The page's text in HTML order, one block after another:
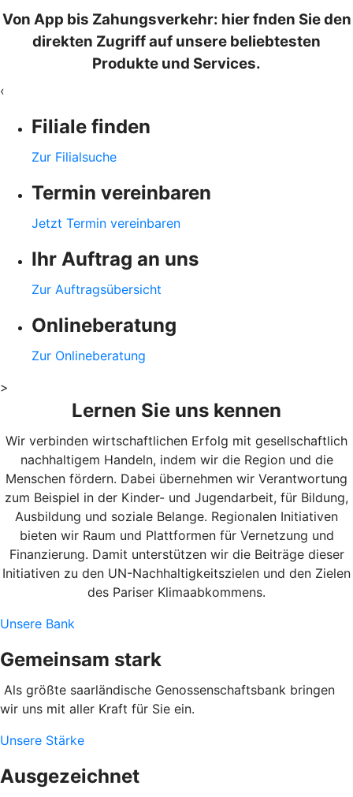
Von App bis Zahungsverkehr: hier fnden Sie den
direkten Zugriff auf unsere beliebtesten
Produkte und Services.
‹
Filiale finden
Zur Filialsuche
Termin vereinbaren
Jetzt Termin vereinbaren
Ihr Auftrag an uns
Zur Auftragsübersicht
Onlineberatung
Zur Onlineberatung
>
Lernen Sie uns kennen
Wir verbinden wirtschaftlichen Erfolg mit gesellschaftlich
nachhaltigem Handeln, indem wir die Region und die
Menschen fördern. Dabei übernehmen wir Verantwortung
zum Beispiel in der Kinder- und Jugendarbeit, für Bildung,
Ausbildung und soziale Belange. Regionalen Initiativen
bieten wir Raum und Plattformen für Vernetzung und
Finanzierung. Damit unterstützen wir die Beiträge dieser
Initiativen zu den UN-Nachhaltigkeitszielen und den Zielen
des Pariser Klimaabkommens.
Unsere Bank
Gemeinsam stark
Als größte saarländische Genossenschaftsbank bringen
wir uns mit aller Kraft für Sie ein.
Unsere Stärke
Ausgezeichnet